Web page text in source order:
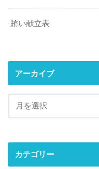
賄い献立表
アーカイブ
カテゴリー